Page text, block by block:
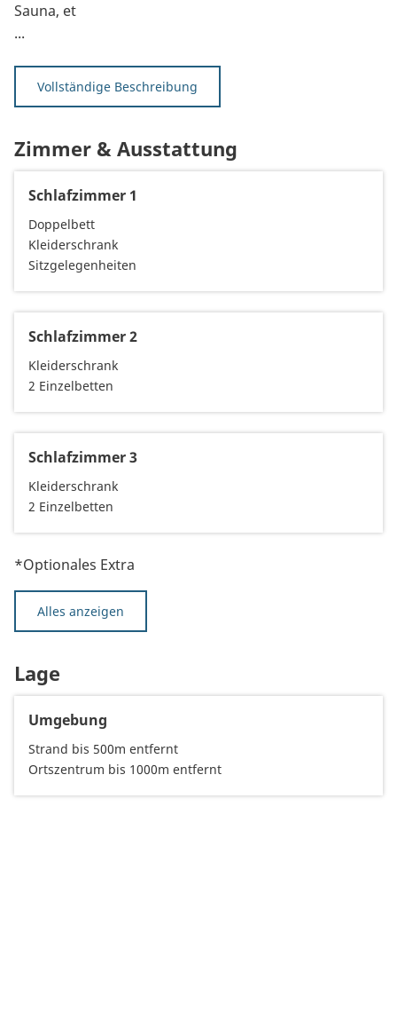
Sauna, et
...
Vollständige Beschreibung
Zimmer & Ausstattung
Schlafzimmer 1
Doppelbett
Kleiderschrank
Sitzgelegenheiten
Schlafzimmer 2
Kleiderschrank
2 Einzelbetten
Schlafzimmer 3
Kleiderschrank
2 Einzelbetten
*Optionales Extra
Alles anzeigen
Lage
Umgebung
Strand bis 500m entfernt
Ortszentrum bis 1000m entfernt